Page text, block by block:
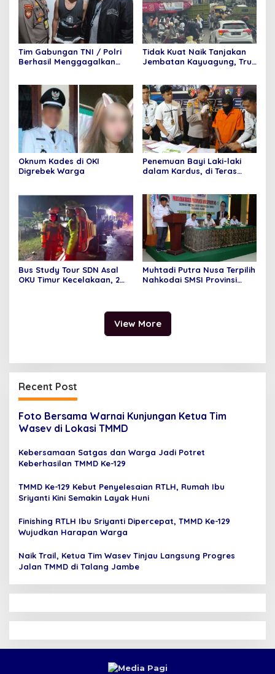
Tim Gabungan TNI / Polri
Berhasil Menggagalkan
Ekstasi Di Bandara
Internasional Minangkabau
Tidak Kuat Naik Tanjakan
Jembatan Kayuagung, Truk
Oknum Kades di OKI
Digrebek Warga
Penemuan Bayi Laki-laki
dalam Kardus, di Teras
Bus Study Tour SDN Asal
OKU Timur Kecelakaan, 2
Muhtadi Putra Nusa Terpilih
Nahkodai SMSI Provinsi
View More
Recent Post
Foto Bersama Warnai Kunjungan Ketua Tim
Wasev di Lokasi TMMD
Kebersamaan Satgas dan Warga Jadi Potret
Keberhasilan TMMD Ke-129
TMMD Ke-129 Kebut Penyelesaian RTLH, Rumah Ibu
Sriyanti Kini Semakin Layak Huni
Finishing RTLH Ibu Sriyanti Dipercepat, TMMD Ke-129
Wujudkan Harapan Warga
Naik Trail, Ketua Tim Wasev Tinjau Langsung Progres
Jalan TMMD di Talang Jambe